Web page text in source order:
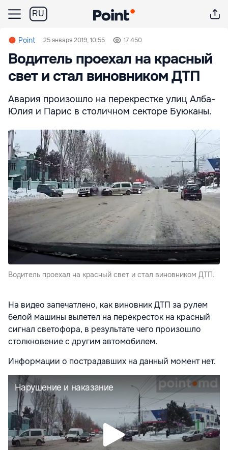
RU
Point 25 января 2019, 10:55 17 450
Водитель проехал на красный
свет и стал виновником ДТП
Авария произошло на перекрестке улиц Алба-
Юлия и Парис в столичном секторе Буюканы.
Водитель проехал на красный свет и стал виновником ДТП.
На видео запечатлено, как виновник ДТП за рулем
белой машины вылетел на перекресток на красный
сигнал светофора, в результате чего произошло
столкновение с другим автомобилем.
Информации о пострадавших на данный момент нет.